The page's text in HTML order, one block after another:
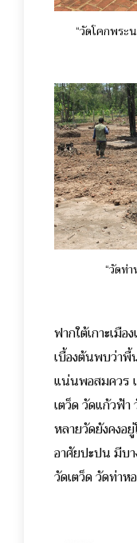
“วัดโคกพร
“วัดท่
ฟากใต้เกาะเมื
เบื้องต้นพบว่า
แน่นพอสมควร
เตว็ด วัดแก้วฟ้า
หลายวัดยังคงอ
อาศัยปะปน มีบ
วัดเตว็ด วัดท่า